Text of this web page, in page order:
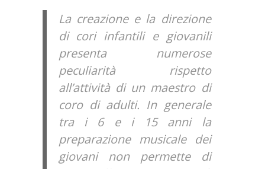
La creazione e la direzione
di cori infantili e giovanili
presenta numerose
peculiarità rispetto
all’attività di un maestro di
coro di adulti. In generale
tra i 6 e i 15 anni la
preparazione musicale dei
giovani non permette di